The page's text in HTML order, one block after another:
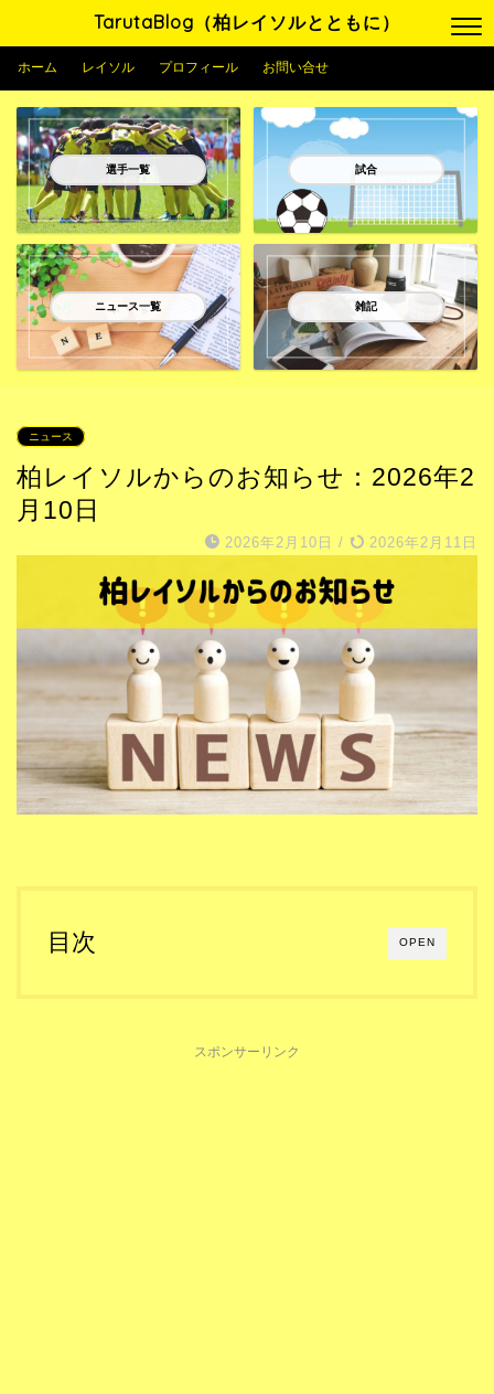
TarutaBlog（柏レイソルとともに）
ホーム レイソル プロフィール お問い合せ
選手一覧 試合
ニュース一覧 雑記
ニュース
柏レイソルからのお知らせ：2026年2
月10日
2026年2月10日 / 2026年2月11日
OPEN
目次
スポンサーリンク